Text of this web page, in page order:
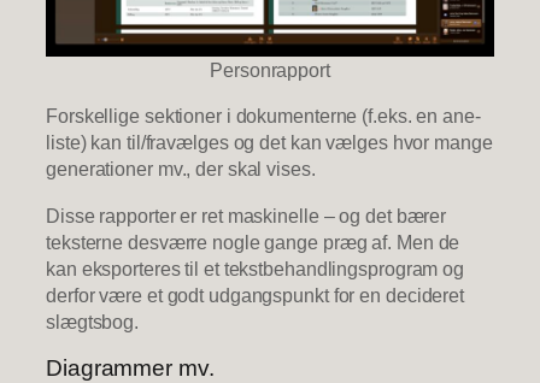
Personrapport
Forskellige sektioner i dokumenterne (f.eks. en ane-
liste) kan til/fravælges og det kan vælges hvor mange
generationer mv., der skal vises.
Disse rapporter er ret maskinelle – og det bærer
teksterne desværre nogle gange præg af. Men de
kan eksporteres til et tekstbehandlingsprogram og
derfor være et godt udgangspunkt for en decideret
slægtsbog.
Diagrammer mv.